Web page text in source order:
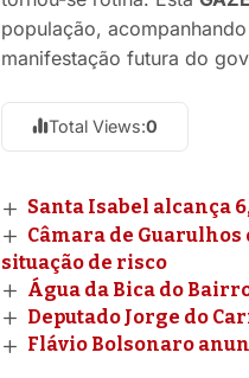
população,
manifestação futura do
Total Views:0
Santa Isabel alcança
Câmara de
situação de risco
Água da Bica do
Deputado Jorge do
Flávio Bolsonaro